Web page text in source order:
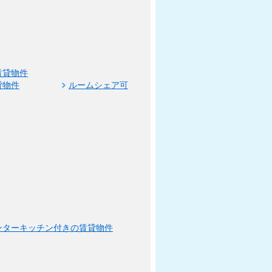
貸物件
物件
ルームシェア可
ターキッチン付きの賃貸物件